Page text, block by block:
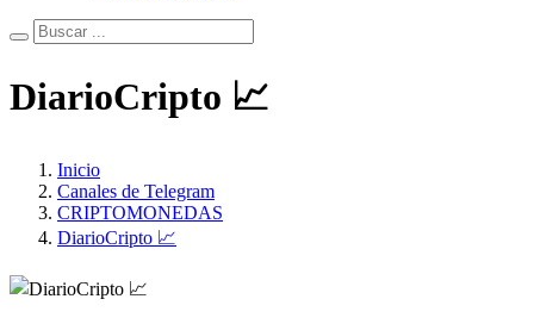
DiarioCripto 📈
Inicio
Canales de Telegram
CRIPTOMONEDAS
DiarioCripto 📈